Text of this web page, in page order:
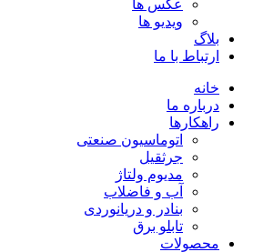
عکس ها
ویدیو ها
بلاگ
ارتباط با ما
خانه
درباره ما
راهکارها
اتوماسیون صنعتی
جرثقیل
مدیوم ولتاژ
آب و فاضلاب
بنادر و دریانوردی
تابلو برق
محصولات